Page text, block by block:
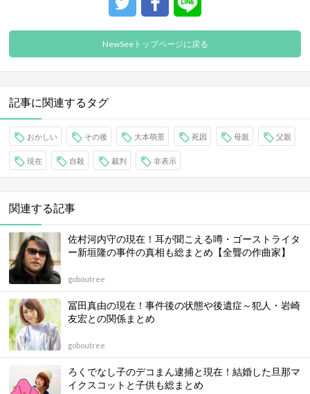
NewSeeトップページに戻る
記事に関連するタグ
おかしい その後 大本萌景 死因 母親 父親
現在 自殺 裁判 非表示
関連する記事
佐村河内守の現在！耳が聞こえる噂・ゴーストライタ
ー新垣隆の事件の真相も総まとめ【全聾の作曲家】
goboutree
冨田真由の現在！事件後の状態や後遺症～犯人・岩崎
友宏との関係まとめ
goboutree
ろくでなし子のデコまん逮捕と現在！結婚した旦那マ
イクスコットと子供も総まとめ